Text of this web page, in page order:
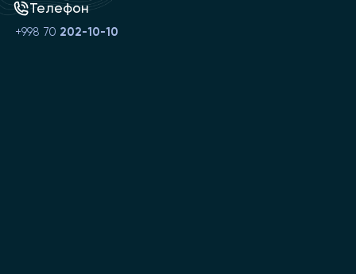
Телефон
+998 70 202-10-10